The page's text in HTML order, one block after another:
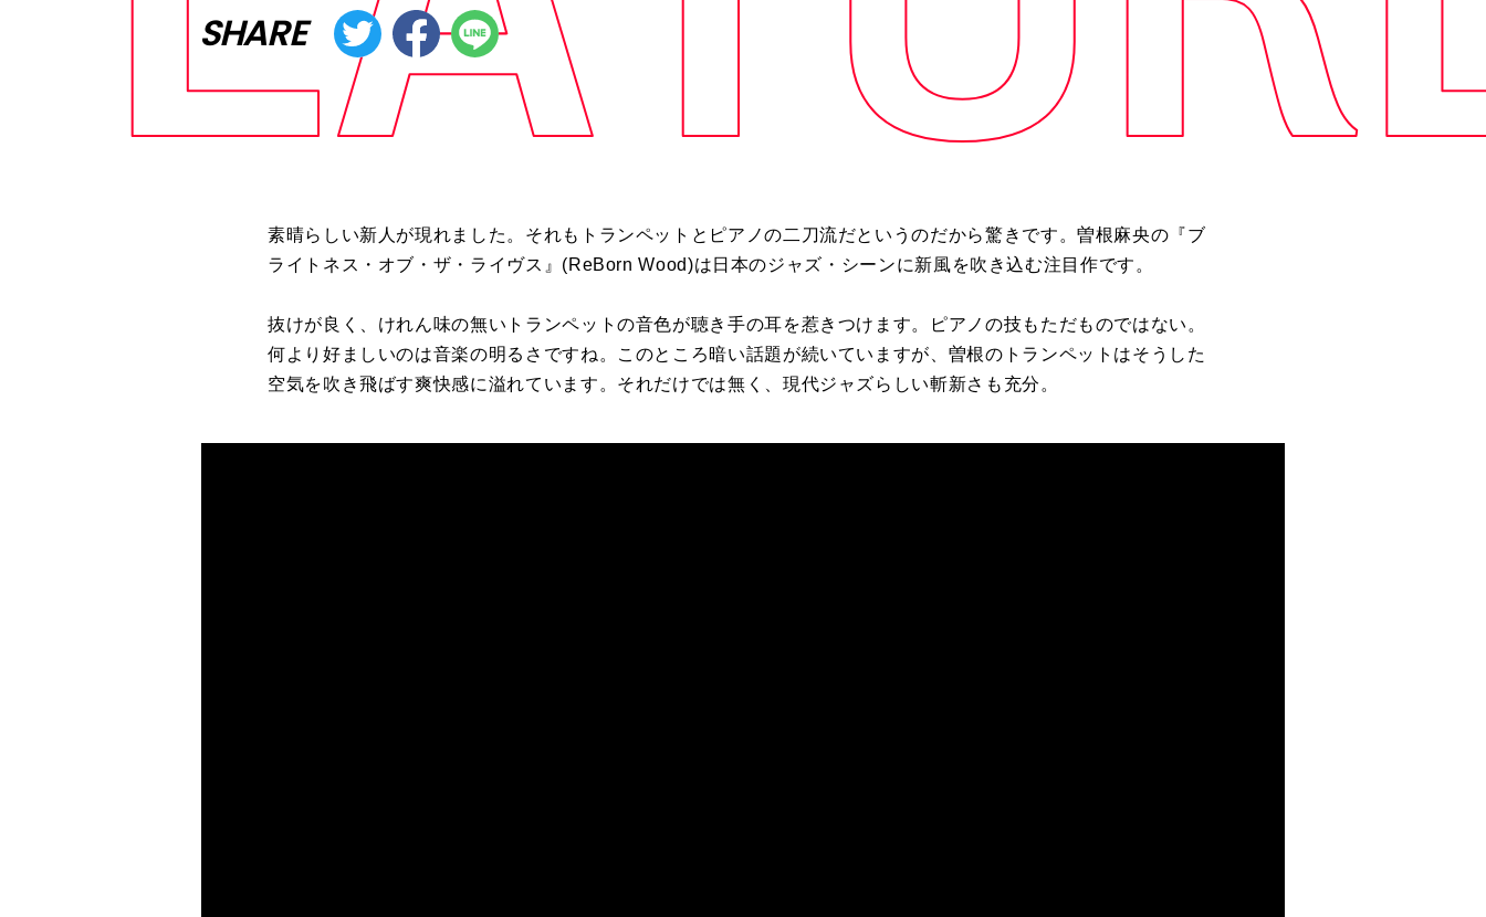
SHARE
素晴らしい新人が現れました。それもトランペットとピアノの二刀流だというのだから驚きです。曽根麻央の『ブ
ライトネス・オブ・ザ・ライヴス』 (ReBorn Wood)は日本のジャズ・シーンに新風を吹き込む注目作です。
抜けが良く、けれん味の無いトランペットの音色が聴き手の耳を惹きつけます。ピアノの技もただものではない。
何より好ましいのは音楽の明るさですね。このところ暗い話題が続いていますが、曽根のトランペットはそうした
空気を吹き飛ばす爽快感に溢れています。それだけでは無く、現代ジャズらしい斬新さも充分。